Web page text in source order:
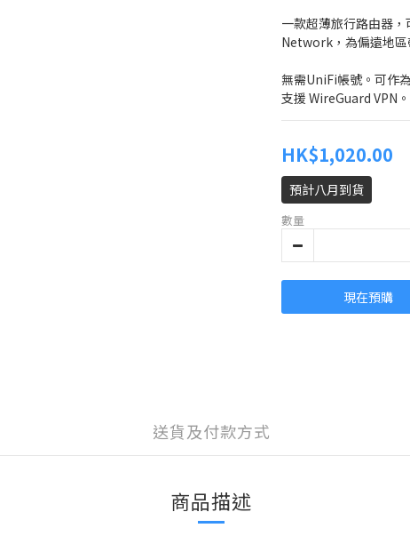
一款超薄旅行路由器
Network，為偏遠地
無需UniFi帳號。可作
支援 WireGuard VPN。
HK$1,020.00
預計八月到貨
數量
現在預購
送貨及付款方式
商品描述